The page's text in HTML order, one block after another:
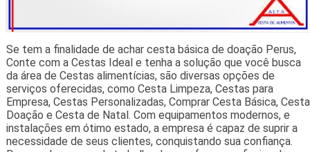
Se tem a finalidade de achar cesta básica de doação Perus,
Conte com a Cestas Ideal e tenha a solução que você busca
da área de Cestas alimentícias, são diversas opções de
serviços oferecidas, como Cesta Limpeza, Cestas para
Empresa, Cestas Personalizadas, Comprar Cesta Básica, Cesta
Doação e Cesta de Natal. Com equipamentos modernos, e
instalações em ótimo estado, a empresa é capaz de suprir a
necessidade de seus clientes, conquistando sua confiança.